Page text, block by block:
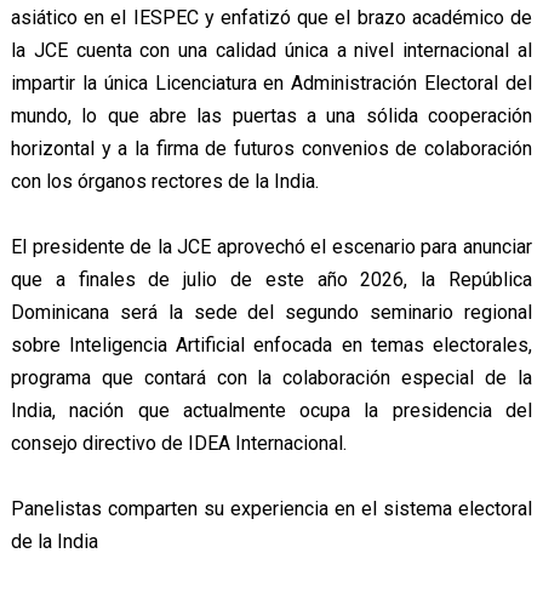
asiático en el IESPEC y enfatizó que el brazo académico de
la JCE cuenta con una calidad única a nivel internacional al
impartir la única Licenciatura en Administración Electoral del
mundo, lo que abre las puertas a una sólida cooperación
horizontal y a la firma de futuros convenios de colaboración
con los órganos rectores de la India.
El presidente de la JCE aprovechó el escenario para anunciar
que a finales de julio de este año 2026, la República
Dominicana será la sede del segundo seminario regional
sobre Inteligencia Artificial enfocada en temas electorales,
programa que contará con la colaboración especial de la
India, nación que actualmente ocupa la presidencia del
consejo directivo de IDEA Internacional.
Panelistas comparten su experiencia en el sistema electoral
de la India